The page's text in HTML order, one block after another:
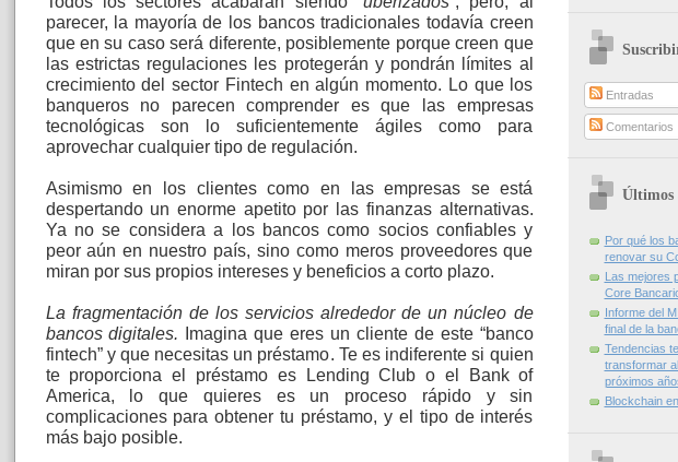
parecer, la mayoría de los bancos tradicionales todavía creen
que en su caso será diferente, posiblemente porque creen que
las estrictas regulaciones les protegerán y pondrán límites al
crecimiento del sector Fintech en algún momento. Lo que los
banqueros no parecen comprender es que las empresas
tecnológicas son lo suficientemente ágiles como para
aprovechar cualquier tipo de regulación.
Asimismo en los clientes como en las empresas se está
despertando un enorme apetito por las finanzas alternativas.
Ya no se considera a los bancos como socios confiables y
peor aún en nuestro país, sino como meros proveedores que
miran por sus propios intereses y beneficios a corto plazo.
La fragmentación de los servicios alrededor de un núcleo de
bancos digitales.
Imagina que eres un cliente de este “banco
fintech” y que necesitas un préstamo. Te es indiferente si quien
te proporciona el préstamo es Lending Club o el Bank of
America, lo que quieres es un proceso rápido y sin
complicaciones para obtener tu préstamo, y el tipo de interés
más bajo posible.
Entradas
Comentarios
Últimos
Por qué los
renovar su
Las mejores
Core
Informe del
final de la
Tendencias
transformar
próximos
Blockchain